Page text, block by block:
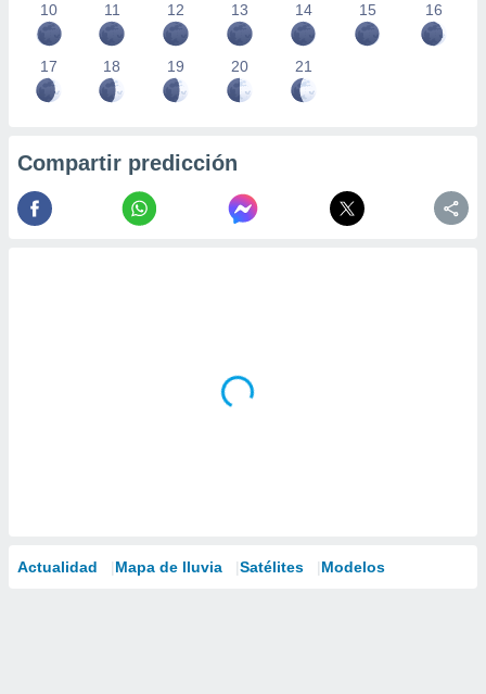
10 11 12 13 14 15 16
17 18 19 20 21
Compartir predicción
Actualidad Mapa de lluvia Satélites Modelos